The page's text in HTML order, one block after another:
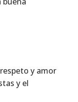
y amor
y el